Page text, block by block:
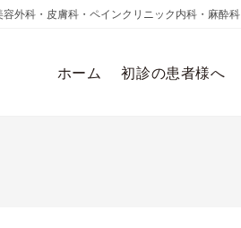
外科・皮膚科・ペインクリニック内科・麻酔科
ホーム 初診の患者様へ